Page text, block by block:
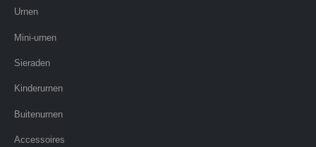
Urnen
Mini-urnen
Sieraden
Kinderurnen
Buitenurnen
Accessoires